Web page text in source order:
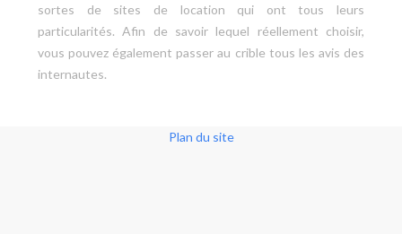
sortes de sites de location qui ont tous leurs
particularités. Afin de savoir lequel réellement choisir,
vous pouvez également passer au crible tous les avis des
internautes.
Plan du site